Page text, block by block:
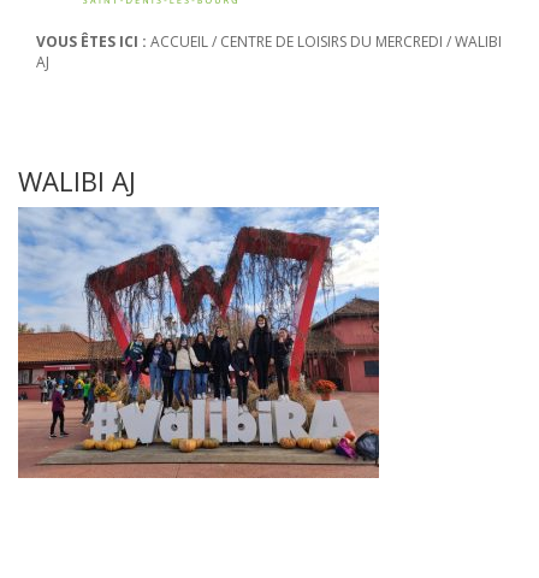
VOUS ÊTES ICI : ACCUEIL/ CENTRE DE LOISIRS DU MERCREDI /WALIBI
AJ
WALIBI AJ